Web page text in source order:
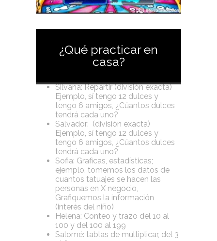
¿Qué practicar en
casa?
Silvana: Repartir (división exacta)
Ejemplo, sí tengo 12 dulces y
tengo 6 amigos, ¿Cúantos dulces
tendrá cada uno?
Salvador: (división exacta)
Ejemplo, sí tengo 12 dulces y
tengo 6 amigos, ¿Cúantos dulces
tendrá cada uno?
Sofia: Graficas, estadísticas;
ejemplo, tomemos los datos de
cuantos tatuajes se hacen las
personas en X negocio,
Grafiquemos la información
(interés del niño)
Helena: Conteo y trazo del 10 al
100 y del 100 al 199
Salomé: tablas de multiplicar, del 3